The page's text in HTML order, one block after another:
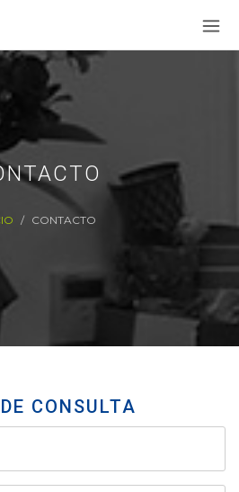
CONTACTO
CONSULTA